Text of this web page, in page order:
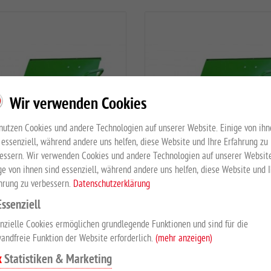
Trennwand, Deckel und
Mineralbehälter
mit Deckel und
Wir verwenden Cookies
Cookies und andere Technologien auf unserer Website. Einige von
während andere uns helfen, diese Website und Ihre Erfahrung zu
Wir verwenden Cookies und andere Technologien auf unserer
von ihnen sind essenziell, während andere uns helfen, diese Website und
zu verbessern. Datenschutzerklärung
Cookies ermöglichen grundlegende Funktionen und sind für die
Funktion der Website erforderlich. (mehr anzeigen)
Statistiken & Marketing